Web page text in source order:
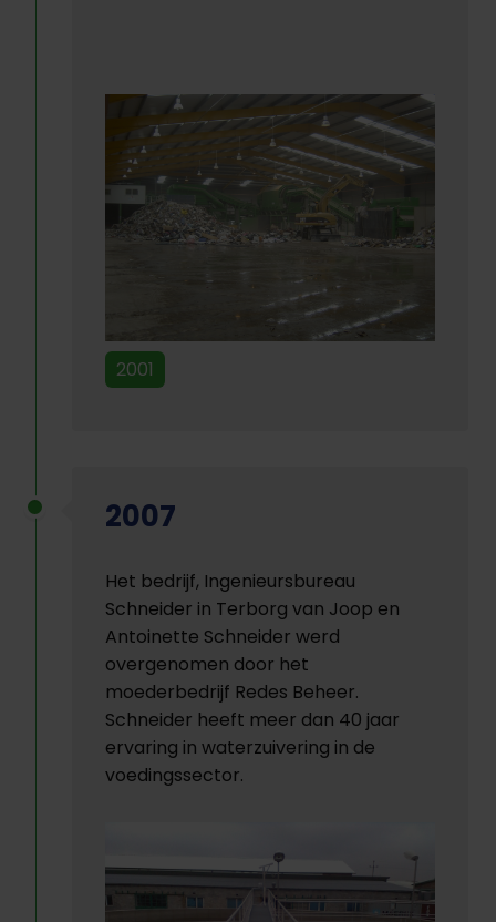
2001
2007
Het bedrijf, Ingenieursbureau
Schneider in Terborg van Joop en
Antoinette Schneider werd
overgenomen door het
moederbedrijf Redes Beheer.
Schneider heeft meer dan 40 jaar
ervaring in waterzuivering in de
voedingssector.